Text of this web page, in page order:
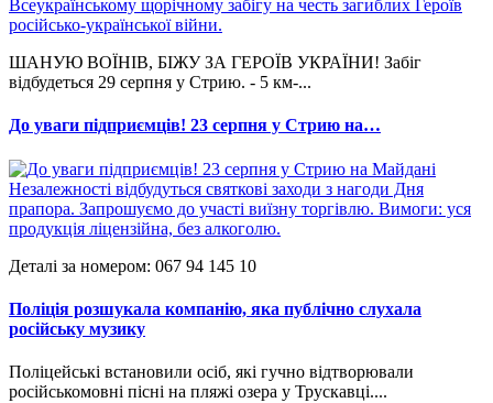
ШАНУЮ ВОЇНІВ, БІЖУ ЗА ГЕРОЇВ УКРАЇНИ! Забіг
відбудеться 29 серпня у Стрию. - 5 км-...
До уваги підприємців! 23 серпня у Стрию на…
Деталі за номером: 067 94 145 10
Поліція розшукала компанію, яка публічно слухала
російську музику
Поліцейські встановили осіб, які гучно відтворювали
російськомовні пісні на пляжі озера у Трускавці....